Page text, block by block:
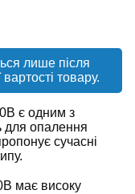
лише після
товару.
є одним з
для опалення
сучасні
має високу